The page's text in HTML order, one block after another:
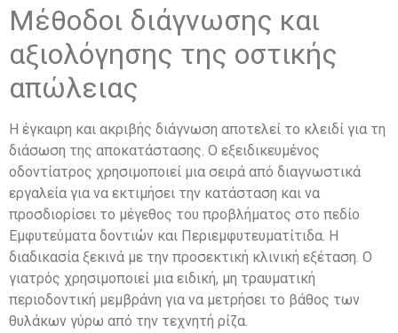
Μέθοδοι διάγνωσης και
αξιολόγησης της οστικής
απώλειας
Η έγκαιρη και ακριβής διάγνωση αποτελεί το κλειδί για τη
διάσωση της αποκατάστασης. Ο εξειδικευμένος
οδοντίατρος χρησιμοποιεί μια σειρά από διαγνωστικά
εργαλεία για να εκτιμήσει την κατάσταση και να
προσδιορίσει το μέγεθος του προβλήματος στο πεδίο
Εμφυτεύματα δοντιών και Περιεμφυτευματίτιδα. Η
διαδικασία ξεκινά με την προσεκτική κλινική εξέταση. Ο
γιατρός χρησιμοποιεί μια ειδική, μη τραυματική
περιοδοντική μεμβράνη για να μετρήσει το βάθος των
θυλάκων γύρω από την τεχνητή ρίζα.